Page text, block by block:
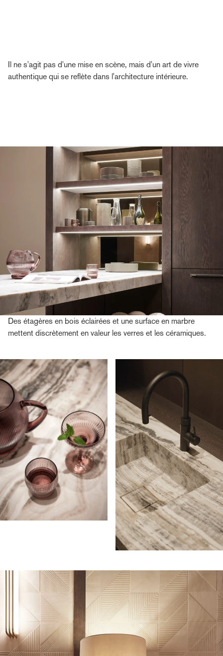
Il ne s'agit pas d'une mise en scène, mais d'un art de vivre
authentique qui se reflète dans l'architecture intérieure.
Des étagères en bois éclairées et une surface en marbre
mettent discrètement en valeur les verres et les céramiques.